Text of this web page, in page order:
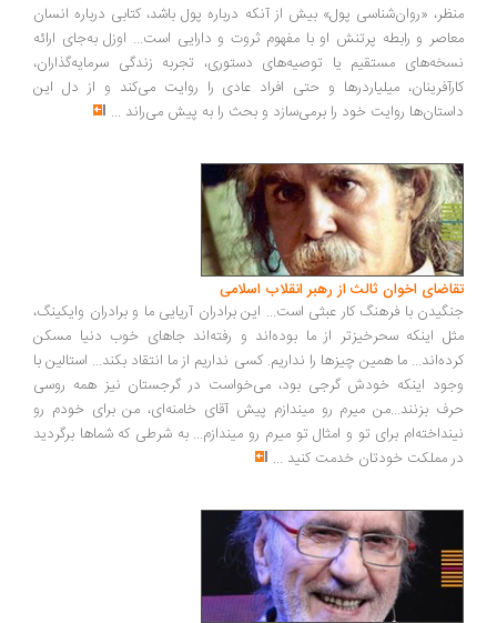
«روان‌شناسی پول» بیش از آنکه درباره پول باشد، کتابی درباره انسان
و رابطه پرتنش او با مفهوم ثروت و دارایی است... اوزل به‌جای ارائه
مستقیم یا توصیه‌های دستوری، تجربه زندگی سرمایه‌گذاران،
میلیاردرها و حتی افراد عادی را روایت می‌کند و از دل این
روایت خود را برمی‌سازد و بحث را به پیش می‌راند ...
اخوان ثالث از رهبر انقلاب اسلامی
با فرهنگ کار عبثی است... این برادران آریایی ما و برادران وایکینگ،
اینکه سحرخیزتر از ما بوده‌اند و رفته‌اند جاهای خوب دنیا مسکن
ما همین چیزها را نداریم. کسی نداریم از ما انتقاد بکند... استالین با
اینکه خودش گرجی بود، می‌خواست در گرجستان نیز همه روسی
بزنند...من میرم رو میندازم پیش آقای خامنه‌ای، من برای خودم رو
برای تو و امثال تو میرم رو میندازم... به شرطی که شماها برگردید
مملکت خودتان خدمت کنید...